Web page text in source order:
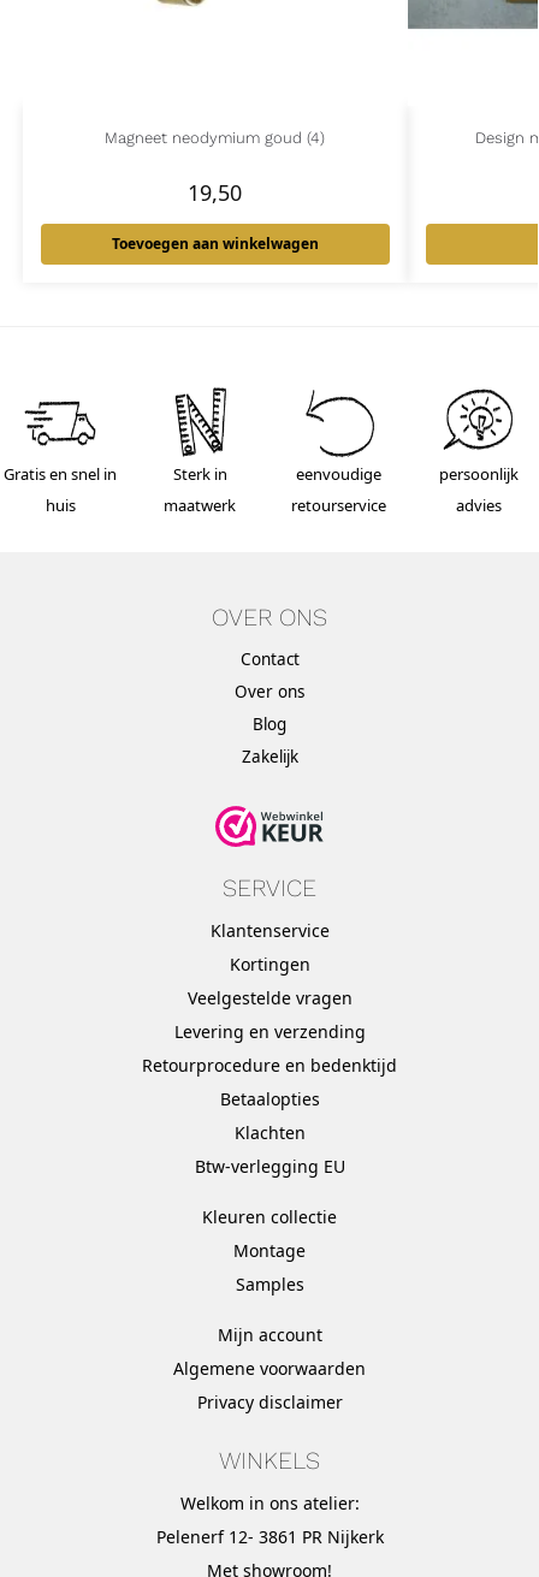
Magneet neodymium goud (4)
19,50
Toevoegen aan winkelwagen
Design
Gratis en snel in
huis
Sterk in
maatwerk
eenvoudige
retourservice
persoonlijk
advies
OVER ONS
Contact
Over ons
Blog
Zakelijk
SERVICE
Klantenservice
Kortingen
Veelgestelde vragen
Levering en verzending
Retourprocedure en bedenktijd
Betaalopties
Klachten
Btw-verlegging EU
Kleuren collectie
Montage
Samples
Mijn account
Algemene voorwaarden
Privacy disclaimer
WINKELS
Welkom in ons atelier:
Pelenerf 12- 3861 PR Nijkerk
Met showroom!